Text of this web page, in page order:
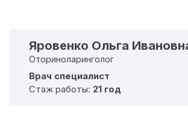
Яровенко Ольга
Оториноларинголог
Врач специалист
Стаж работы: 21 год